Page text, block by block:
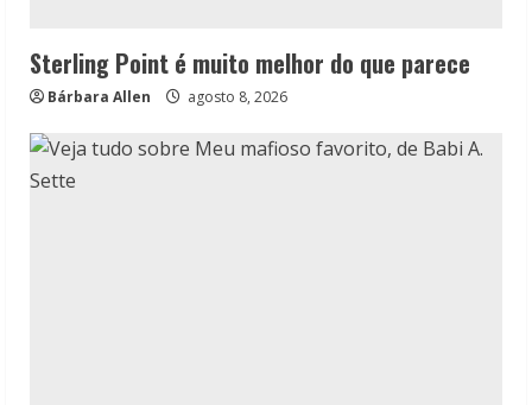
Sterling Point é muito melhor do que parece
Bárbara Allen agosto 8, 2026